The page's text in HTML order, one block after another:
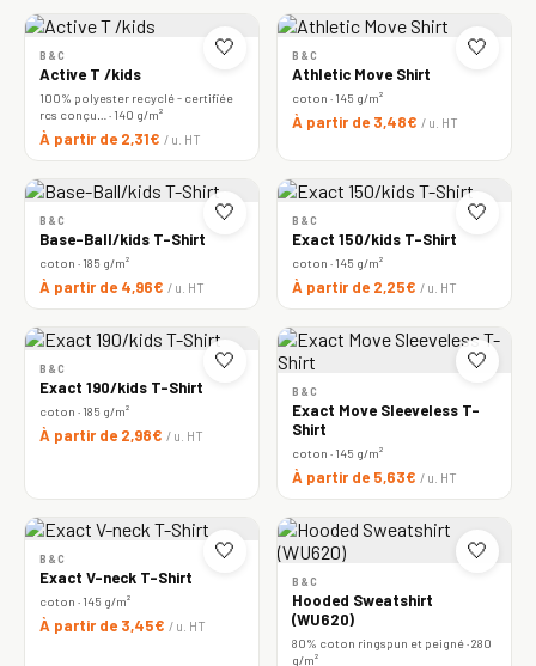
🤍
B&C
Active T /kids
100% polyester recyclé - certifiée
rcs conçu… · 140 g/m²
À partir de 2,31€ / u. HT
🤍
B&C
Athletic Move Shirt
coton · 145 g/m²
À partir de 3,48€ / u. HT
🤍
B&C
Base-Ball/kids T-Shirt
coton · 185 g/m²
À partir de 4,96€ / u. HT
🤍
B&C
Exact 150/kids T-Shirt
coton · 145 g/m²
À partir de 2,25€ / u. HT
🤍
B&C
Exact 190/kids T-Shirt
coton · 185 g/m²
À partir de 2,98€ / u. HT
🤍
B&C
Exact Move Sleeveless T-
Shirt
coton · 145 g/m²
À partir de 5,63€ / u. HT
🤍
B&C
Exact V-neck T-Shirt
coton · 145 g/m²
À partir de 3,45€ / u. HT
🤍
B&C
Hooded Sweatshirt
(WU620)
80% coton ringspun et peigné · 280
g/m²